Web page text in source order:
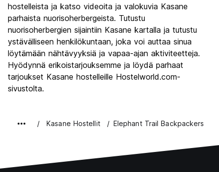
Yöelämä
Rahanarvoinen
hostelleista ja katso videoita ja valokuvia Kasane
parhaista nuorisoherbergeista. Tutustu
nuorisoherbergien sijaintiin Kasane kartalla ja tutustu
ystävälliseen henkilökuntaan, joka voi auttaa sinua
löytämään nähtävyyksiä ja vapaa-ajan aktiviteetteja.
Hyödynnä erikoistarjouksemme ja löydä parhaat
tarjoukset Kasane hostelleille Hostelworld.com-
sivustolta.
Kasane Hostellit Elephant Trail Backpackers